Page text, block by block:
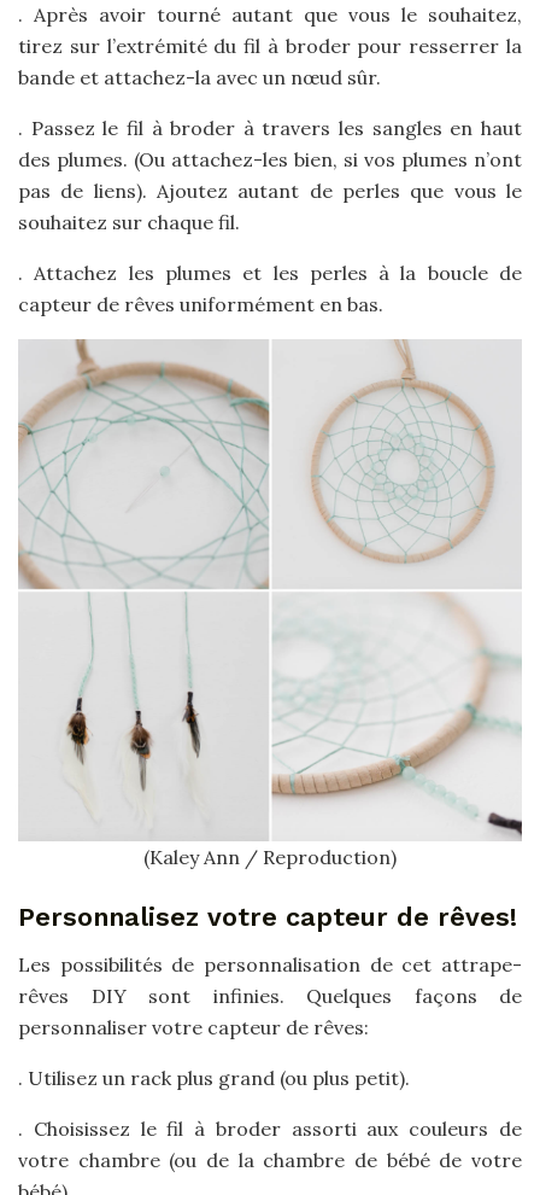
. Après avoir tourné autant que vous le souhaitez,
tirez sur l’extrémité du fil à broder pour resserrer la
bande et attachez-la avec un nœud sûr.
. Passez le fil à broder à travers les sangles en haut
des plumes. (Ou attachez-les bien, si vos plumes n’ont
pas de liens). Ajoutez autant de perles que vous le
souhaitez sur chaque fil.
. Attachez les plumes et les perles à la boucle de
capteur de rêves uniformément en bas.
(Kaley Ann / Reproduction)
Personnalisez votre capteur de rêves!
Les possibilités de personnalisation de cet attrape-
rêves DIY sont infinies. Quelques façons de
personnaliser votre capteur de rêves:
. Utilisez un rack plus grand (ou plus petit).
. Choisissez le fil à broder assorti aux couleurs de
votre chambre (ou de la chambre de bébé de votre